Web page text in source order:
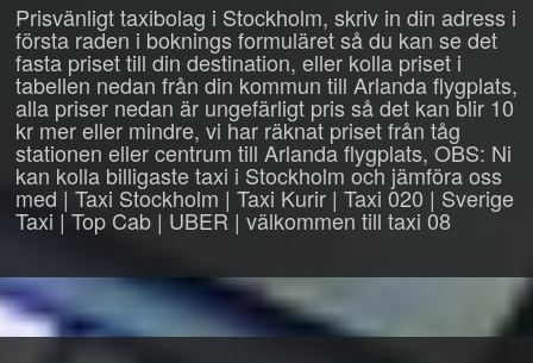
Prisvänligt taxibolag i Stockholm, skriv in din adress i
första raden i boknings formuläret så du kan se det
fasta priset till din destination, eller kolla priset i
tabellen nedan från din kommun till Arlanda flygplats,
alla priser nedan är ungefärligt pris så det kan blir 10
kr mer eller mindre, vi har räknat priset från tåg
stationen eller centrum till Arlanda flygplats, OBS: Ni
kan kolla billigaste taxi i Stockholm och jämföra oss
med | Taxi Stockholm | Taxi Kurir | Taxi 020 | Sverige
Taxi | Top Cab | UBER | välkommen till taxi 08